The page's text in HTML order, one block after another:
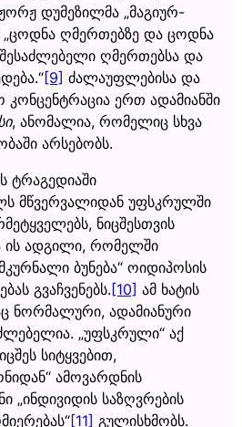
დუმეზილმა „მაგიურ-
ღმერთებზე და ცოდნა
ღმერთებსა და
[9] ძალაუფლებისა და
ერთ ადამიანში
, ანომალია, რომელიც სხვა
არსებობს.
მწვერვალიდან უფსკრულში
ნიცშესთვის
ადგილი, რომელში
ბუნება“ ოიდიპოსის
გვაჩვენებს.[10] ამ ხატის
ნორმალური, ადამიანური
„უფსკრული“ აქ
სიტყვებით,
ამოვარდნის
„ინდივიდის საზღვრების
[11] გულისხმობს.